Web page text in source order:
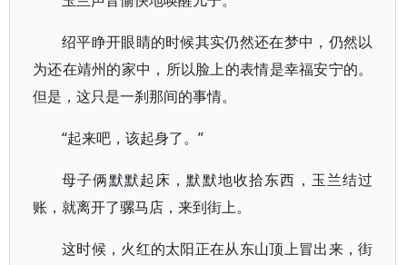
绍平睁开眼睛的时候其实仍然还在梦中，仍然以
为还在靖州的家中，所以脸上的表情是幸福安宁的。
但是，这只是一刹那间的事情。
“起来吧，该起身了。”
母子俩默默起床，默默地收拾东西，玉兰结过
账，就离开了骡马店，来到街上。
这时候，火红的太阳正在从东山顶上冒出来，街